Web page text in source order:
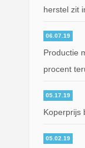
herstel zit
06.07.19
Productie
procent
05.17.19
Koperprijs
05.02.19